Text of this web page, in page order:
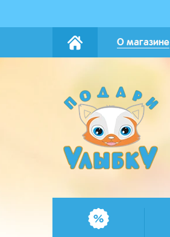
О магазине